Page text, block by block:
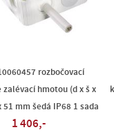
rozbočovací
zalévací hmotou (d x š x
51 mm šedá IP68 1 sada
1 406,-